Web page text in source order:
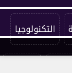
التكنولوجيا